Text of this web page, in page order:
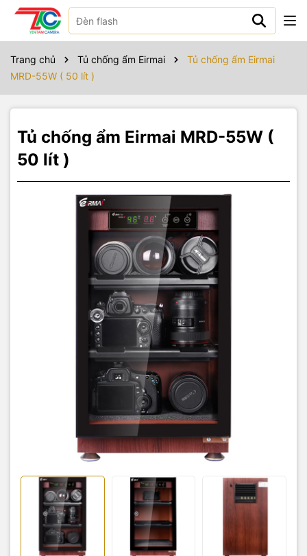
Trang chủ Tủ chống ẩm Eirmai
Tủ chống ẩm Eirmai
MRD-55W ( 50 lít )
Tủ chống ẩm Eirmai MRD-55W (
50 lít )
Sản phẩm bao gồm